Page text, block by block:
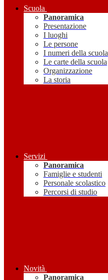
Scuola
Panoramica
Presentazione
I luoghi
Le persone
I numeri della scuola
Le carte della scuola
Organizzazione
La storia
Servizi
Panoramica
Famiglie e studenti
Personale scolastico
Percorsi di studio
Novità
Panoramica